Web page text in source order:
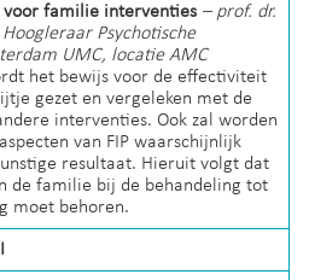
voor familie interventies – prof. dr.
Psychotische
UMC, locatie AMC
het bewijs voor de effectiviteit
gezet en vergeleken met de
interventies. Ook zal worden
van FIP waarschijnlijk
resultaat. Hieruit volgt dat
de familie bij de behandeling tot
moet behoren.